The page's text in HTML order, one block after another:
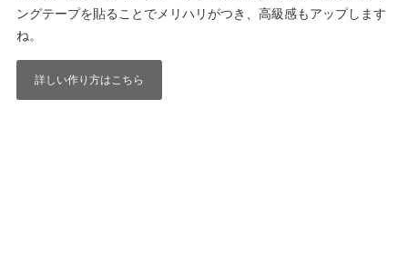
ングテープを貼ることでメリハリがつき、高級感もアップします
ね。
詳しい作り方はこちら